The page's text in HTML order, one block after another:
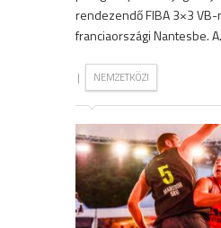
rendezendő FIBA 3×3
franciaországi Nantesbe.
| NEMZETKÖZI